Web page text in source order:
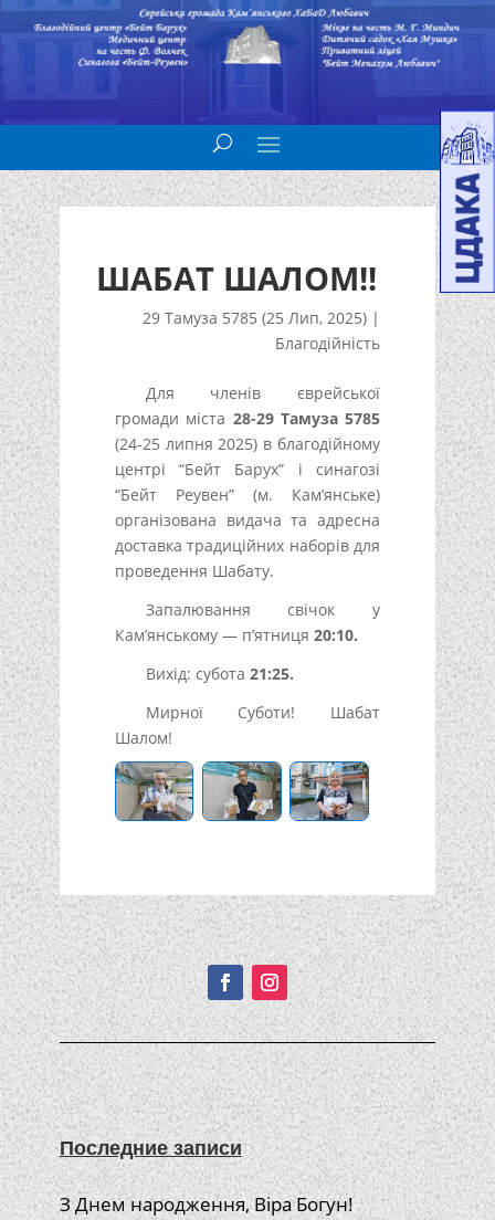
ШАБАТ ШАЛОМ!!
29 Тамуза 5785 (25 Лип, 2025) |
Благодійність
Для членів єврейської
громади міста 28-29 Тамуза 5785
(24-25 липня 2025) в благодійному
центрі “Бейт Барух” і синагозі
“Бейт Реувен” (м. Кам’янське)
організована видача та адресна
доставка традиційних наборів для
проведення Шабату.
Запалювання свічок у
Кам’янському — п’ятниця 20:10.
Вихід: субота 21:25.
Мирної Суботи! Шабат
Шалом!
Подписывайтесь!
Последние записи
З Днем народження, Віра Богун!